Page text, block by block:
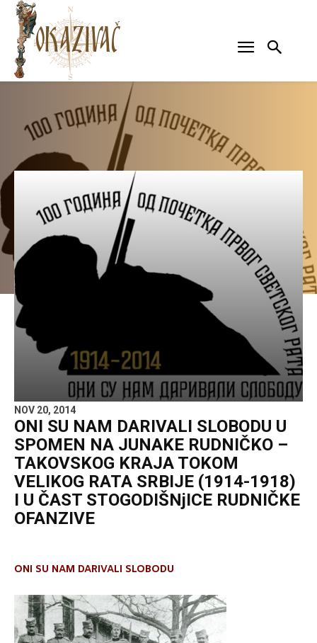
NOV 20, 2014
ONI SU NAM DARIVALI SLOBODU U
SPOMEN NA JUNAKE RUDNIČKO –
TAKOVSKOG KRAJA TOKOM
VELIKOG RATA SRBIJE (1914-1918)
I U ČAST STOGODIŠNjICE RUDNIČKE
OFANZIVE
ONI SU NAM DARIVALI SLOBODU